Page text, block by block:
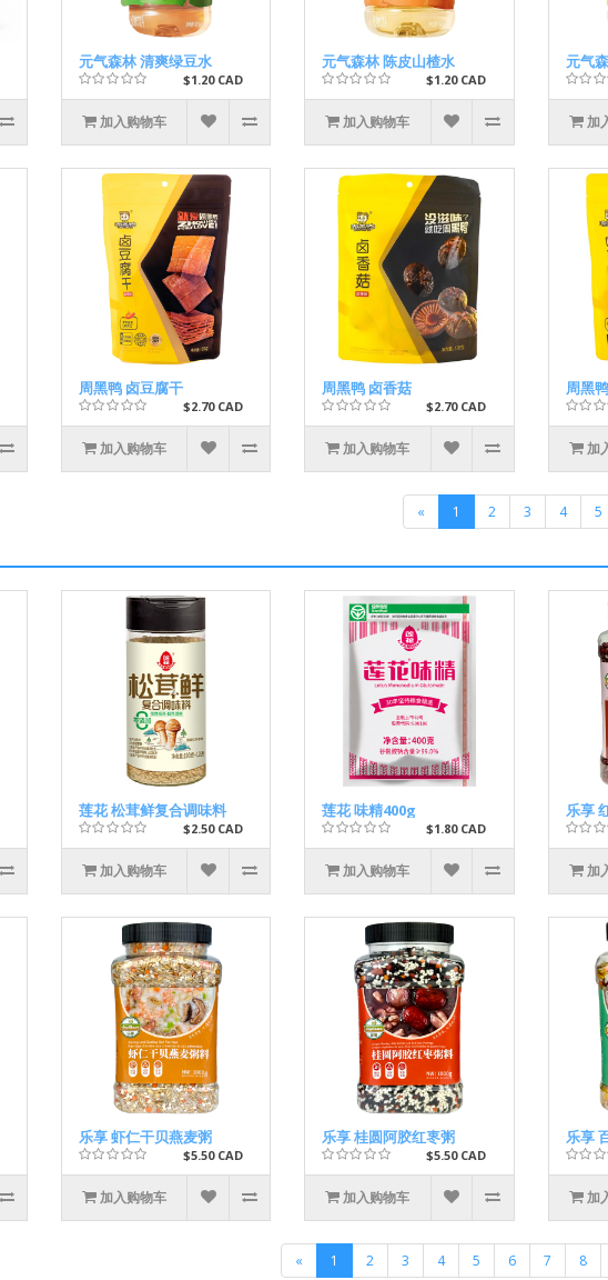
元气森林 清爽绿豆水
$1.20 CAD
加入购物车
元气森林 陈皮山楂水
$1.20 CAD
加入购物车
元气
加
周黑鸭 卤豆腐干
$2.70 CAD
加入购物车
周黑鸭 卤香菇
$2.70 CAD
加入购物车
周黑
加
« 1 2 3 4 5
莲花 松茸鲜复合调味料
$2.50 CAD
加入购物车
莲花 味精400g
$1.80 CAD
加入购物车
乐享
加
乐享 虾仁干贝燕麦粥
$5.50 CAD
加入购物车
乐享 桂圆阿胶红栆粥
$5.50 CAD
加入购物车
乐享
加
« 1 2 3 4 5 6 7 8